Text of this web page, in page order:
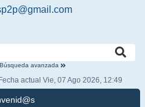
Búsqueda avanzada
Fecha actual Vie, 07 Ago 2026, 12:49